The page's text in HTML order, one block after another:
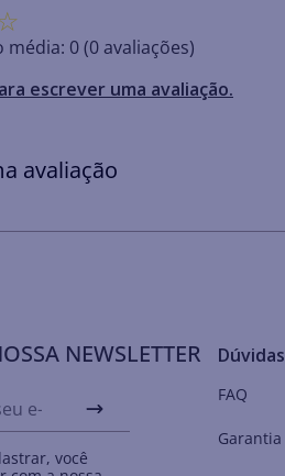
média: 0(0 avaliações)
escrever uma avaliação.
avaliação
NEWSLETTER
você
Dúvidas
FAQ
Garantia